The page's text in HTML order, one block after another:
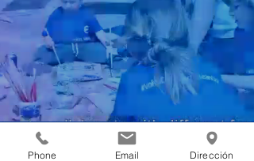
Phone Email Dirección